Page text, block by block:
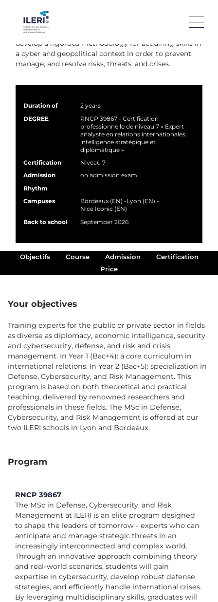
In this second Master's degree cycle, deepen your
knowledge of international issues through various
legal, economic, political, and geopolitical lenses. We
develop a rigorous methodology for acquiring skills in
a cyber and geopolitical context in order to prevent,
manage, and resolve risks, threats, and crises.
Duration of
2 years
DEGREE
RNCP 39867 - Certification
professionnelle de niveau 7 « Expert
analyste en relations internationales,
intelligence stratégique et
diplomatique »
Certification
Niveau 7
Admission
on admission exam
Rhythm
Campuses
Bordeaux (EN)
Lyon (EN)
Nice Iconic (EN)
Back to school
September 2026
Objectifs Course Admission
Certification
Price
Your objectives
Training experts for the public or private sector in fields
as diverse as diplomacy, economic intelligence, security
and cybersecurity, defense, and risk and crisis
management. In Year 1 (Bac+4): a core curriculum in
international relations. In Year 2 (Bac+5): specialization in
Defense, Cybersecurity, and Risk Management. This
program is based on both theoretical and practical
teaching, delivered by renowned researchers and
professionals in these fields. The MSc in Defense,
Cybersecurity, and Risk Management is offered at our
two ILERI schools in Lyon and Bordeaux.
Program
RNCP 39867
The MSc in Defense, Cybersecurity, and Risk
Management at ILERI is an elite program designed
to shape the leaders of tomorrow - experts who can
anticipate and manage strategic threats in an
increasingly interconnected and complex world.
Through an innovative approach combining theory
and real-world scenarios, students will gain
expertise in cybersecurity, develop robust defense
strategies, and efficiently handle international crises.
By leveraging multidisciplinary skills, graduates will